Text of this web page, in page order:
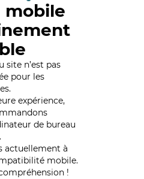
mobile
site n’est pas
pour les
expérience,
de bureau
actuellement à
mobile.
!